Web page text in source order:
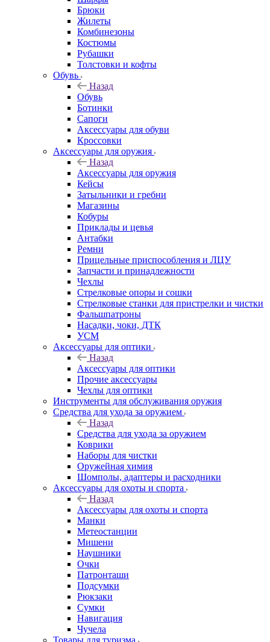
Брюки
Жилеты
Комбинезоны
Костюмы
Рубашки
Толстовки и кофты
Обувь
Назад
Обувь
Ботинки
Сапоги
Аксессуары для обуви
Кроссовки
Аксессуары для оружия
Назад
Аксессуары для оружия
Кейсы
Затыльники и гребни
Магазины
Кобуры
Приклады и цевья
Антабки
Ремни
Прицельные приспособления и ЛЦУ
Запчасти и принадлежности
Чехлы
Стрелковые опоры и сошки
Стрелковые станки для пристрелки и чистки
Фальшпатроны
Насадки, чоки, ДТК
УСМ
Аксессуары для оптики
Назад
Аксессуары для оптики
Прочие аксессуары
Чехлы для оптики
Инструменты для обслуживания оружия
Средства для ухода за оружием
Назад
Средства для ухода за оружием
Коврики
Наборы для чистки
Оружейная химия
Шомполы, адаптеры и расходники
Аксессуары для охоты и спорта
Назад
Аксессуары для охоты и спорта
Манки
Метеостанции
Мишени
Наушники
Очки
Патронташи
Подсумки
Рюкзаки
Сумки
Навигация
Чучела
Товары для туризма